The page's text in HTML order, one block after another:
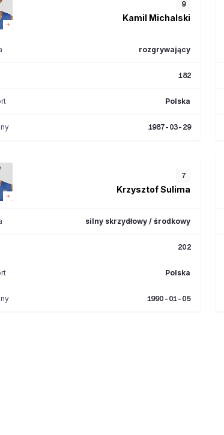
9
Kamil Michalski
rozgrywający
182
Polska
1987-03-29
7
KrzysztofSulima
silny skrzydłowy / środkowy
202
Polska
1990-01-05